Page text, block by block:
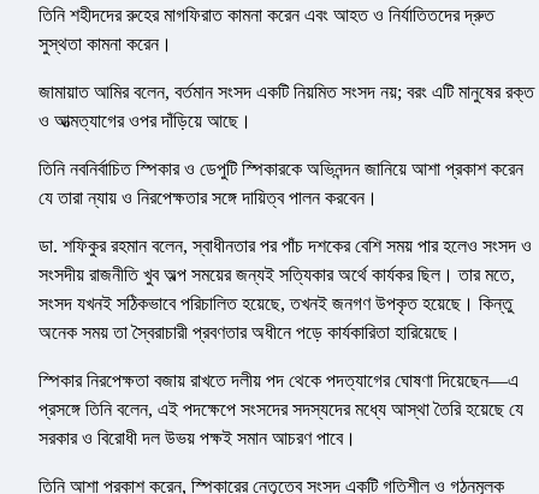
তিনি শহীদদের রুহের মাগফিরাত কামনা করেন এবং আহত ও নির্যাতিতদের দ্রুত
সুস্থতা কামনা করেন।
জামায়াত আমির বলেন, বর্তমান সংসদ একটি নিয়মিত সংসদ নয়; বরং এটি মানুষের রক্ত
ও আত্মত্যাগের ওপর দাঁড়িয়ে আছে।
তিনি নবনির্বাচিত স্পিকার ও ডেপুটি স্পিকারকে অভিনন্দন জানিয়ে আশা প্রকাশ করেন
যে তারা ন্যায় ও নিরপেক্ষতার সঙ্গে দায়িত্ব পালন করবেন।
ডা. শফিকুর রহমান বলেন, স্বাধীনতার পর পাঁচ দশকের বেশি সময় পার হলেও সংসদ ও
সংসদীয় রাজনীতি খুব অল্প সময়ের জন্যই সত্যিকার অর্থে কার্যকর ছিল। তার মতে,
সংসদ যখনই সঠিকভাবে পরিচালিত হয়েছে, তখনই জনগণ উপকৃত হয়েছে। কিন্তু
অনেক সময় তা স্বৈরাচারী প্রবণতার অধীনে পড়ে কার্যকারিতা হারিয়েছে।
স্পিকার নিরপেক্ষতা বজায় রাখতে দলীয় পদ থেকে পদত্যাগের ঘোষণা দিয়েছেন—এ
প্রসঙ্গে তিনি বলেন, এই পদক্ষেপে সংসদের সদস্যদের মধ্যে আস্থা তৈরি হয়েছে যে
সরকার ও বিরোধী দল উভয় পক্ষই সমান আচরণ পাবে।
তিনি আশা প্রকাশ করেন, স্পিকারের নেতৃত্বে সংসদ একটি গতিশীল ও গঠনমূলক